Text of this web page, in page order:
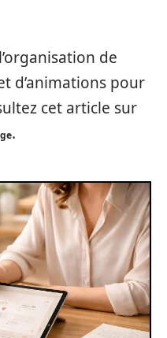
de
d’animations pour
cet article sur
.